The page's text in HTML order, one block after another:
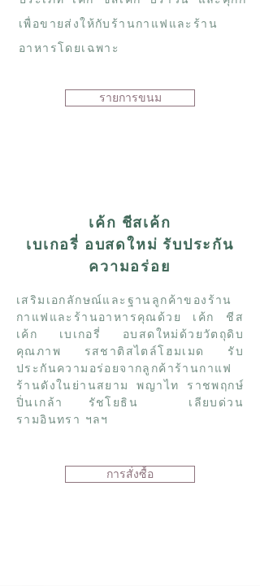
เพื่อขายส่งให้กับร้านกาแฟและร้าน
อาหารโดยเฉพาะ
รายการขนม
เค้ก ชีสเค้ก
เบเกอรี่ อบสดใหม่ รับประกัน
ความอร่อย
เสริมเอกลักษณ์และฐานลูกค้าของร้าน
กาแฟและร้านอาหารคุณด้วย เค้ก ชีส
เค้ก เบเกอรี่ อบสดใหม่ด้วยวัตถุดิบ
คุณภาพ รสชาติสไตล์โฮมเมด รับ
ประกันความอร่อยจากลูกค้าร้านกาแฟ
ร้านดังในย่านสยาม พญาไท ราชพฤกษ์
ปิ่นเกล้า รัชโยธิน เลียบด่วน
รามอินทรา ฯลฯ
การสั่งซื้อ